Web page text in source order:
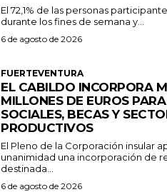
El 72,1% de las personas
durante los fines de semana y...
6 de agosto de 2026
FUERTEVENTURA
EL CABILDO INCORPORA
MILLONES DE EUROS
SOCIALES, BECAS Y
PRODUCTIVOS
El Pleno de la Corporación insular
unanimidad una incorporación de
destinada...
6 de agosto de 2026